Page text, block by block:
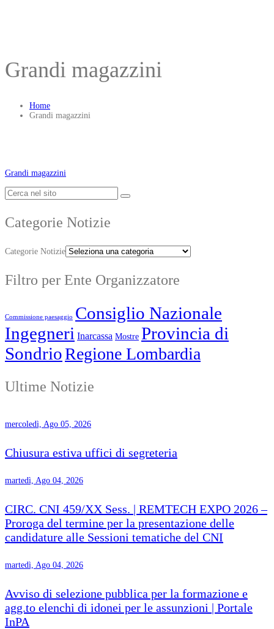
Grandi magazzini
Home
Grandi magazzini
Grandi magazzini
Categorie Notizie
Categorie Notizie
Filtro per Ente Organizzatore
Commissione paesaggio Consiglio Nazionale
Ingegneri Inarcassa Mostre Provincia di
SondrioRegione Lombardia
Ultime Notizie
mercoledì, Ago 05, 2026
Chiusura estiva uffici di segreteria
martedì, Ago 04, 2026
CIRC. CNI 459/XX Sess. | REMTECH EXPO 2026 –
Proroga del termine per la presentazione delle
candidature alle Sessioni tematiche del CNI
martedì, Ago 04, 2026
Avviso di selezione pubblica per la formazione e
agg.to elenchi di idonei per le assunzioni | Portale
InPA